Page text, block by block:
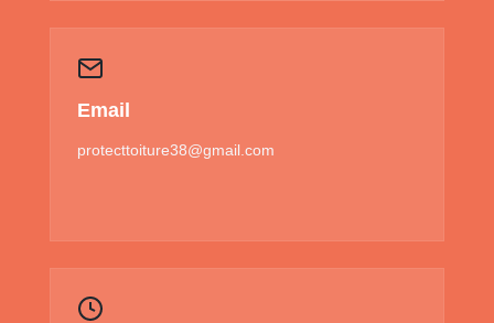
Email
protecttoiture38@gmail.com